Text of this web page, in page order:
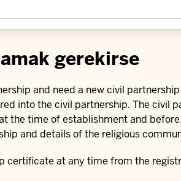
gerekirse
and need a new civil
into the civil partnership. The
the time of establishment and
and details of the religious
certificate at any time from the